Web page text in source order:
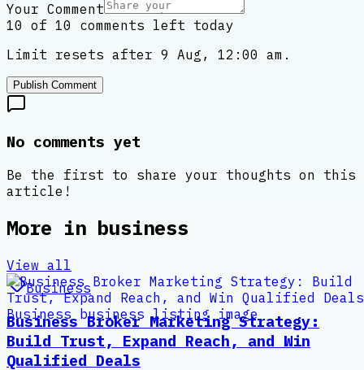
Your Comment
10 of 10 comments left today
Limit resets after 9 Aug, 12:00 am.
Publish Comment
No comments yet
Be the first to share your thoughts on this
article!
More in business
View all
Business
Business Broker Marketing Strategy:
Build Trust, Expand Reach, and Win
Qualified Deals